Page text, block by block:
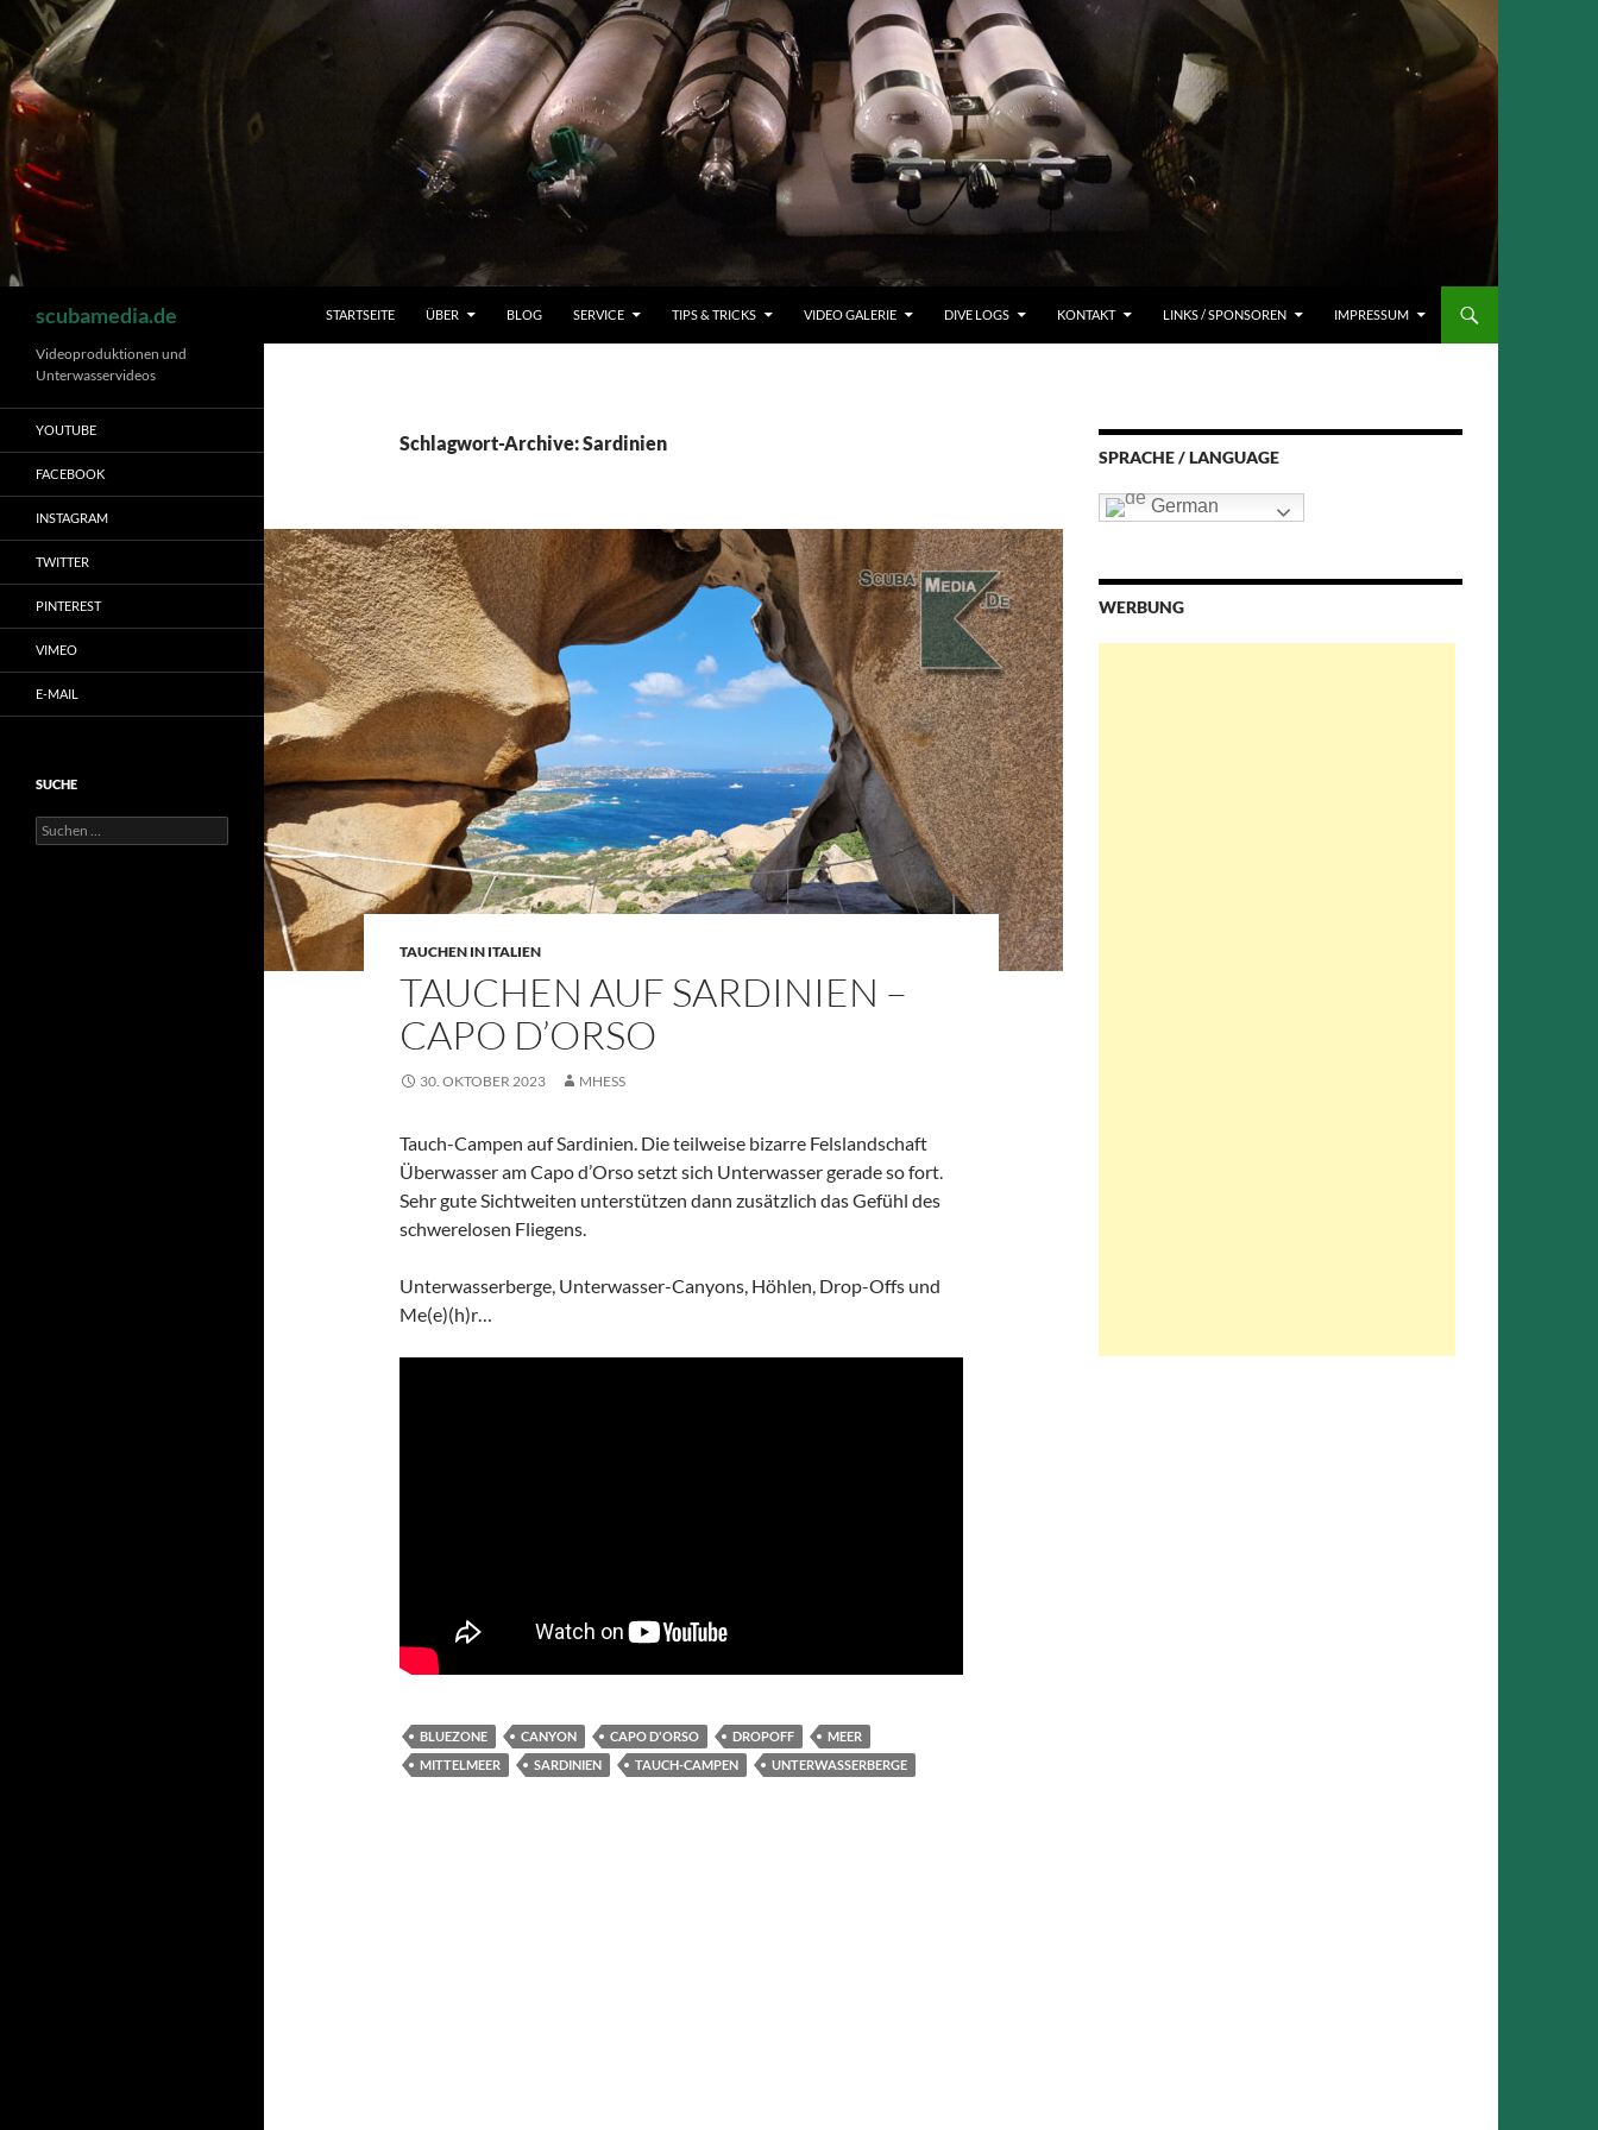
Zum
Inhalt
springen
scubamedia.de STARTSEITE ÜBER BLOG SERVICE TIPS & TRICKS VIDEO GALERIE DIVE LOGS KONTAKT LINKS / SPONSOREN IMPRESSUM
Schlagwort-Archive: Sardinien
TAUCHEN IN ITALIEN
TAUCHEN AUF SARDINIEN –
CAPO D’ORSO
30. OKTOBER 2023 MHESS
Tauch-Campen auf Sardinien. Die teilweise bizarre Felslandschaft
Überwasser am Capo d’Orso setzt sich Unterwasser gerade so fort.
Sehr gute Sichtweiten unterstützen dann zusätzlich das Gefühl des
schwerelosen Fliegens.
Unterwasserberge, Unterwasser-Canyons, Höhlen, Drop-Offs und
Me(e)(h)r…
BLUEZONE CANYON CAPO D'ORSO DROPOFF
MEER
MITTELMEER
SARDINIEN TAUCH-CAMPEN UNTERWASSERBERGE
SPRACHE / LANGUAGE
German
WERBUNG
Videoproduktionen und
Unterwasservideos
YOUTUBE
FACEBOOK
INSTAGRAM
TWITTER
PINTEREST
VIMEO
E-MAIL
SUCHE
Suchen
nach: